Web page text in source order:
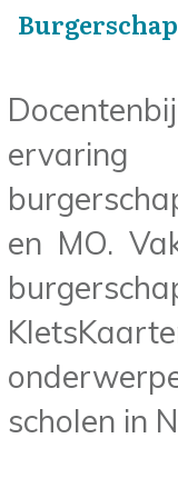
en MO.
scholen in